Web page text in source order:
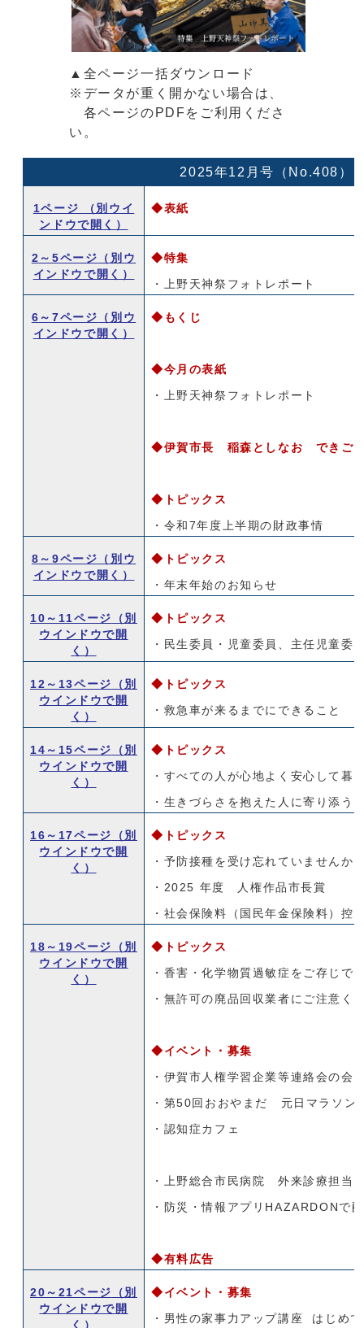
▲全ページ一括ダウンロード
※データが重く開かない場合は、
各ページのPDFをご利用くださ
い。
2025年12月号（No.408）
1ページ
（別ウイ
ンドウで開く）
◆表紙
2～5ページ （別ウ
インドウで開く）
◆特集
・上野天神祭フォトレポート
6～7ページ （別ウ
インドウで開く）
◆もくじ
◆今月の表紙
・上野天神祭フォトレポート
◆伊賀市長 稲森としなお できご
◆トピックス
・令和7年度上半期の財政事情
8～9ページ （別ウ
インドウで開く）
◆トピックス
・年末年始のお知らせ
10～11ページ
（別
ウインドウで開
く）
◆トピックス
・民生委員・児童委員、主任児童
12～13ページ
（別
ウインドウで開
く）
◆トピックス
・救急車が来るまでにできること
14～15ページ
（別
ウインドウで開
く）
◆トピックス
・すべての人が心地よく安心して暮
・生きづらさを抱えた人に寄り添う
16～17ページ
（別
ウインドウで開
く）
◆トピックス
・予防接種を受け忘れていませんか
・2025 年度 人権作品市長賞
・社会保険料（国民年金保険料）控
18～19ページ
（別
ウインドウで開
く）
◆トピックス
・香害・化学物質過敏症をご存じで
・無許可の廃品回収業者にご注意く
◆イベント・ 募集
・伊賀市人権学習企業等連絡会の会
・第50回おおやまだ 元日マラソン
・認知症カフェ
・上野総合市民病院 外来診療担当
・防災・情報アプリHAZARDONで
◆有料広告
20～21ページ
（別
ウインドウで開
く）
◆イベント・募集
・男性の家事力アップ講座 はじめ